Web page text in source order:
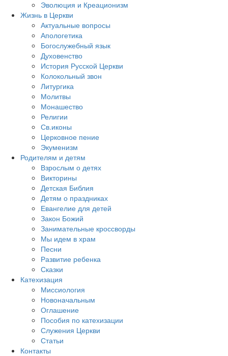
Эволюция и Креационизм
Жизнь в Церкви
Актуальные вопросы
Апологетика
Богослужебный язык
Духовенство
История Русской Церкви
Колокольный звон
Литургика
Молитвы
Монашество
Религии
Св.иконы
Церковное пение
Экуменизм
Родителям и детям
Взрослым о детях
Викторины
Детская Библия
Детям о праздниках
Евангелие для детей
Закон Божий
Занимательные кроссворды
Мы идем в храм
Песни
Развитие ребенка
Сказки
Катехизация
Миссиология
Новоначальным
Оглашение
Пособия по катехизации
Служения Церкви
Статьи
Контакты